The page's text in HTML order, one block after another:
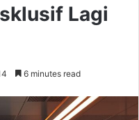
Lagi
6 minutes read